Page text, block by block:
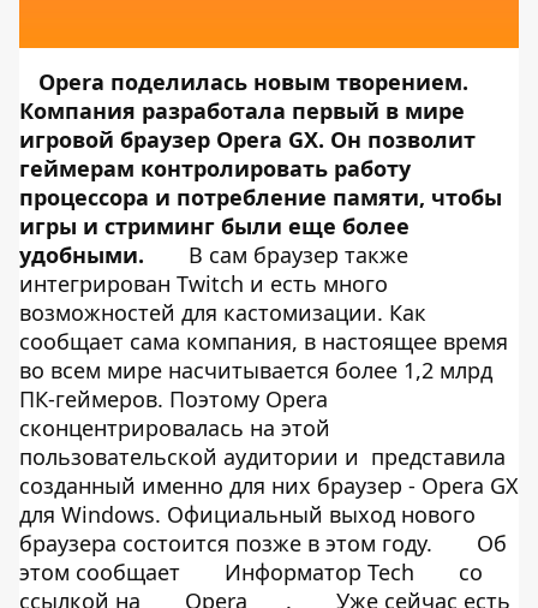
Opera поделилась новым творением.
Компания разработала первый в мире
игровой браузер Opera GX. Он позволит
геймерам контролировать работу
процессора и потребление памяти, чтобы
игры и стриминг были еще более
удобными.
В сам браузер также
интегрирован Twitch и есть много
возможностей для кастомизации. Как
сообщает сама компания, в настоящее время
во всем мире насчитывается более 1,2 млрд
ПК-геймеров. Поэтому Opera
сконцентрировалась на этой
пользовательской аудитории и представила
созданный именно для них браузер - Opera GX
для Windows. Официальный выход нового
браузера состоится позже в этом году.
Об
этом сообщает
Информатор Tech
со
ссылкой на
Opera . Уже сейчас есть